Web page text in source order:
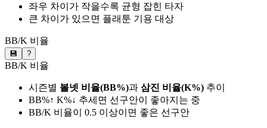
좌우 차이가 작을수록 균형 잡힌 타자
큰 차이가 있으면 플래툰 기용 대상
BB/K 비율
💾 ?
BB/K 비율
시즌별 볼넷 비율(BB%)과 삼진 비율(K%) 추이
BB%↑ K%↓ 추세면 선구안이 좋아지는 중
BB/K 비율이 0.5 이상이면 좋은 선구안